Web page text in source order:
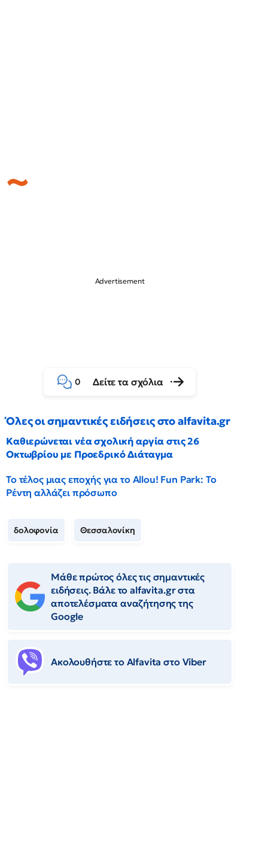
0 Δείτε τα σχόλια
Όλες οι σημαντικές ειδήσεις στο alfavita.gr
Καθιερώνεται νέα σχολική αργία στις 26
Οκτωβρίου με Προεδρικό Διάταγμα
Το τέλος μιας εποχής για το Allou! Fun Park: Το
Ρέντη αλλάζει πρόσωπο
δολοφονία Θεσσαλονίκη
Μάθε πρώτος όλες τις σημαντικές
ειδήσεις. Βάλε το alfavita.gr στα
αποτελέσματα αναζήτησης της
Google
Ακολουθήστε το Αlfavita στο Viber